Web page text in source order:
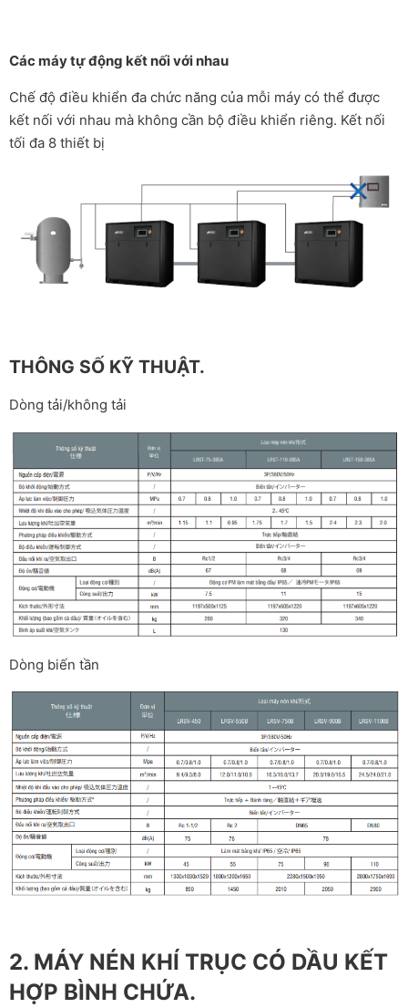
Các máy tự động kết nối với nhau
Chế độ điều khiển đa chức năng của mỗi máy có thể được
kết nối với nhau mà không cần bộ điều khiển riêng. Kết nối
tối đa 8 thiết bị
THÔNG SỐ KỸ THUẬT.
Dòng tải/không tải
Dòng biến tần
2. MÁY NÉN KHÍ TRỤC CÓ DẦU KẾT
HỢP BÌNH CHỨA.